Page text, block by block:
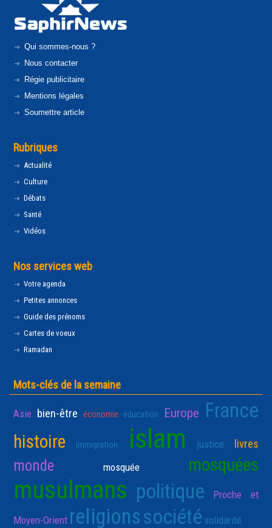
Qui sommes-nous ?
Nous contacter
Régie publicitaire
Mentions légales
Soumettre article
Rubriques
Actualité
Culture
Débats
Santé
Vidéos
Nos services web
Votre agenda
Petites annonces
Guide des prénoms
Cartes de voeux
Ramadan
Mots-clés de la semaine
Asie bien-être économie éducation Europe France
histoire immigration islam justice livres
monde mosquée mosquées
musulmans politique Proche et
Moyen-Orient religionssociété solidarité